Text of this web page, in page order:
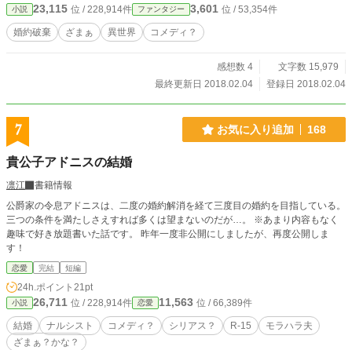
小説 23,115 位 / 228,914件 ファンタジー 3,601 位 / 53,354件
婚約破棄 ざまぁ 異世界 コメディ？
感想数 4
文字数 15,979
最終更新日 2018.02.04
登録日 2018.02.04
7 お気に入り追加 168
貴公子アドニスの結婚
凛江
書籍情報
公爵家の令息アドニスは、二度の婚約解消を経て三度目の婚約を目指している。
三つの条件を満たしさえすれば多くは望まないのだが…。 ※あまり内容もなく
趣味で好き放題書いた話です。 昨年一度非公開にしましたが、再度公開しま
す！
恋愛 完結 短編
24h.ポイント 21pt
小説 26,711 位 / 228,914件 恋愛 11,563 位 / 66,389件
結婚 ナルシスト コメディ？ シリアス？ R-15
モラハラ夫
ざまぁ？かな？